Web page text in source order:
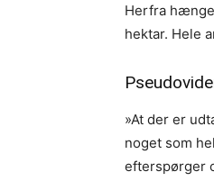
Herfra
hektar. Hele
»At der er
noget som
efterspørger